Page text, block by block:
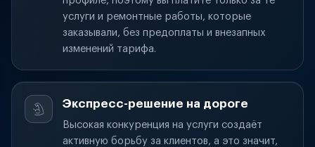
услуги и ремонтные работы, которые
заказывали, без предоплаты и внезапных
изменений тарифа.
Экспресс-решение на дороге
Высокая конкуренция на услуги создаёт
активную борьбу за клиентов, а это значит,